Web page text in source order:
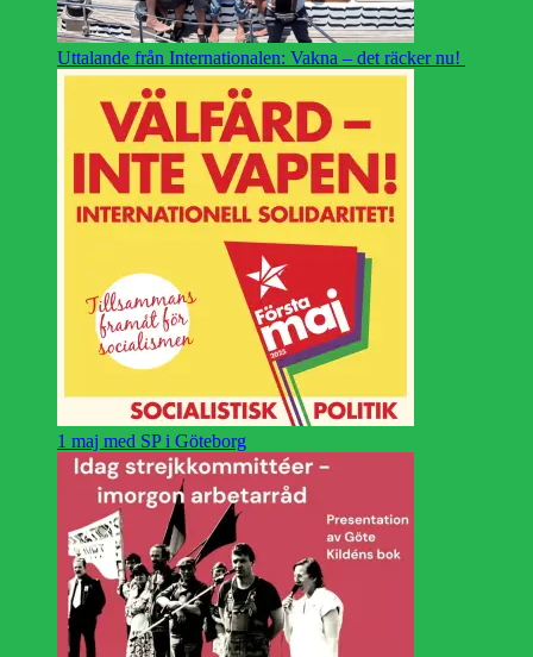
Uttalande från Internationalen: Vakna – det räcker nu!
1 maj med SP i Göteborg